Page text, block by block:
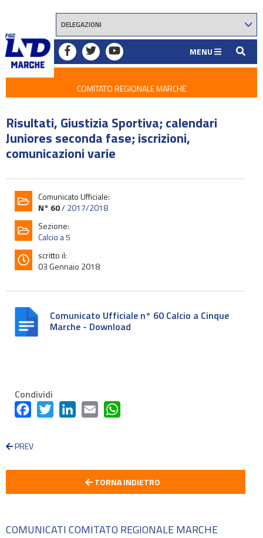
MENU
COMITATO REGIONALE MARCHE
Risultati, Giustizia Sportiva; calendari
Juniores seconda fase; iscrizioni,
comunicazioni varie
Comunicato Ufficiale:
N° 60/2017/2018
Sezione:
Calcio a 5
scritto il:
03 Gennaio 2018
Comunicato Ufficiale n° 60 Calcio a Cinque
Marche - Download
Condividi
FacebookTwitter LinkedInEmail
PREV
TORNA INDIETRO
COMUNICATI COMITATO REGIONALE MARCHE